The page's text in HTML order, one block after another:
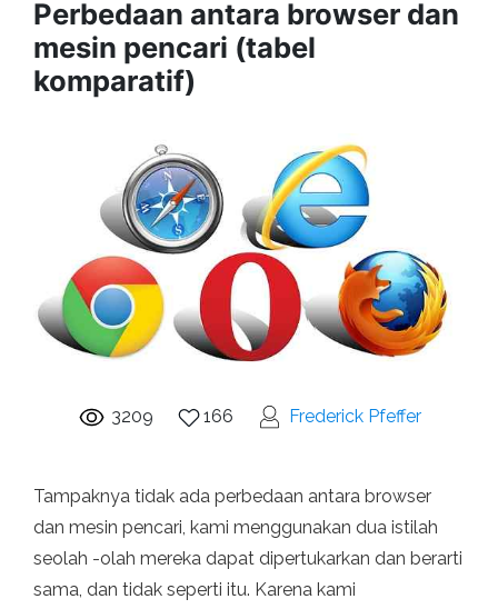
Perbedaan antara browser dan
mesin pencari (tabel
komparatif)
3209 166 Frederick Pfeffer
Tampaknya tidak ada perbedaan antara browser
dan mesin pencari, kami menggunakan dua istilah
seolah -olah mereka dapat dipertukarkan dan berarti
sama, dan tidak seperti itu. Karena kami